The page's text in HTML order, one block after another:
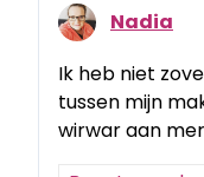
Nadia
Ik heb niet
tussen mijn
wirwar aan